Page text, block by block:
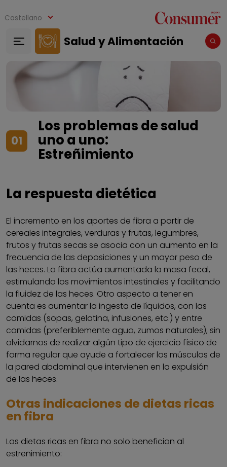
Castellano
Salud y Alimentación
01
Los problemas de salud
uno a uno:
Estreñimiento
La respuesta dietética
El incremento en los aportes de fibra a partir de
cereales integrales, verduras y frutas, legumbres,
frutos y frutas secas se asocia con un aumento en la
frecuencia de las deposiciones y un mayor peso de
las heces. La fibra actúa aumentada la masa fecal,
estimulando los movimientos intestinales y facilitando
la fluidez de las heces. Otro aspecto a tener en
cuenta es aumentar la ingesta de líquidos, con las
comidas (sopas, gelatina, infusiones, etc.) y entre
comidas (preferiblemente agua, zumos naturales), sin
olvidarnos de realizar algún tipo de ejercicio físico de
forma regular que ayude a fortalecer los músculos de
la pared abdominal que intervienen en la expulsión
de las heces.
Otras indicaciones de dietas ricas
en fibra
Las dietas ricas en fibra no solo benefician al
estreñimiento: